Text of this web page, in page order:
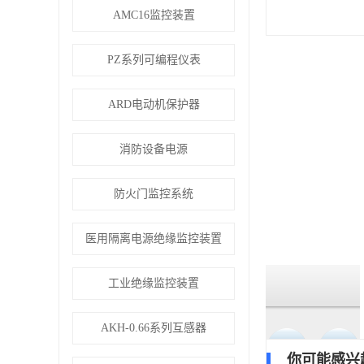
AMC16监控装置
PZ系列可编程仪表
ARD电动机保护器
消防设备电源
防火门监控系统
医用隔离电源绝缘监控装置
工业绝缘监控装置
AKH-0.66系列互感器
你可能感兴